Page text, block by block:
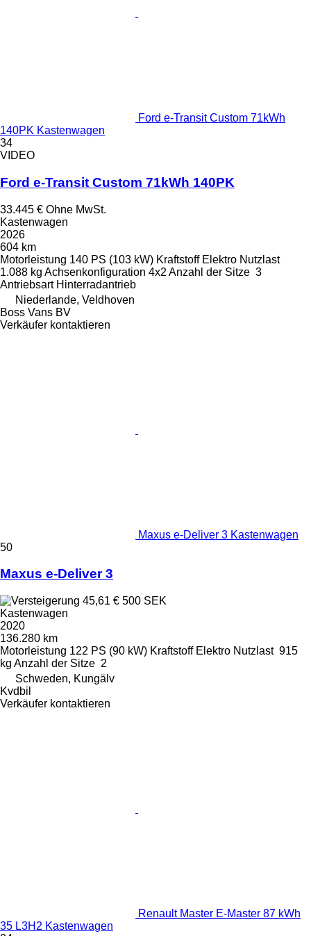
Ford e-Transit Custom 71kWh
140PK Kastenwagen
34
VIDEO
Ford e-Transit Custom 71kWh 140PK
33.445 € Ohne MwSt.
Kastenwagen
2026
604 km
Motorleistung 140 PS (103 kW) Kraftstoff Elektro Nutzlast
1.088 kg Achsenkonfiguration 4x2 Anzahl der Sitze 3
Antriebsart Hinterradantrieb
Niederlande, Veldhoven
Boss Vans BV
Verkäufer kontaktieren
Maxus e-Deliver 3 Kastenwagen
50
Maxus e-Deliver 3
45,61 € 500 SEK
Kastenwagen
2020
136.280 km
Motorleistung 122 PS (90 kW) Kraftstoff Elektro Nutzlast 915
kg Anzahl der Sitze 2
Schweden, Kungälv
Kvdbil
Verkäufer kontaktieren
Renault Master E-Master 87 kWh
35 L3H2 Kastenwagen